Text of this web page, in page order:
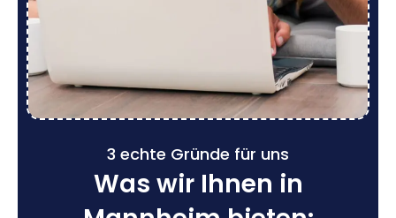
3 echte Gründe für uns
Was wir Ihnen in